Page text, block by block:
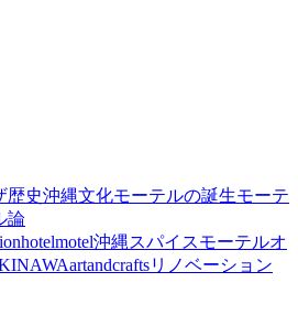
歴史沖縄文化モーテルの誕生モーテ
論
motel沖縄スパイスモーテルオ
artandcraftsリノベーション